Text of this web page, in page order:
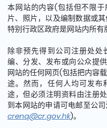
本网站的内容(包括但不限
片、照片，以及编制数据或
特别行政区政府是网站内所有
除非预先得到公司注册处
编、分发、发布或向公众提
网站的任何网页(包括把内容
途。然而，任何人均可发布
途，但必须注明资料由注册
到本网站的申请可电邮至公
crenq@cr.gov.hk)。